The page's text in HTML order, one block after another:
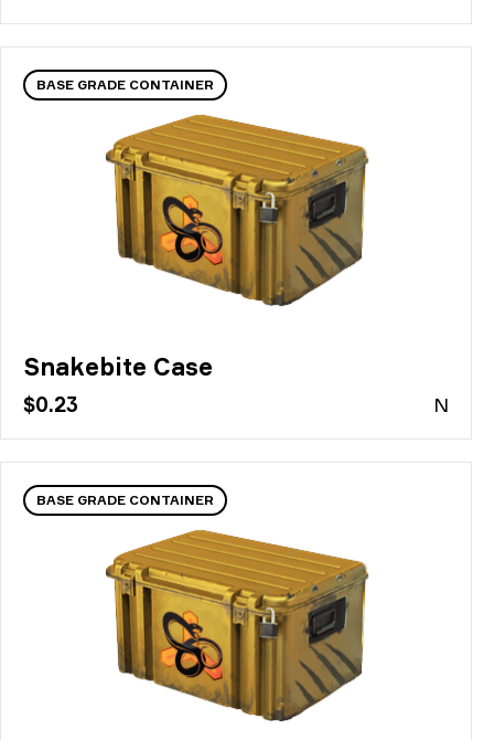
BASE GRADE CONTAINER
Snakebite Case
$0.23 N
BASE GRADE CONTAINER